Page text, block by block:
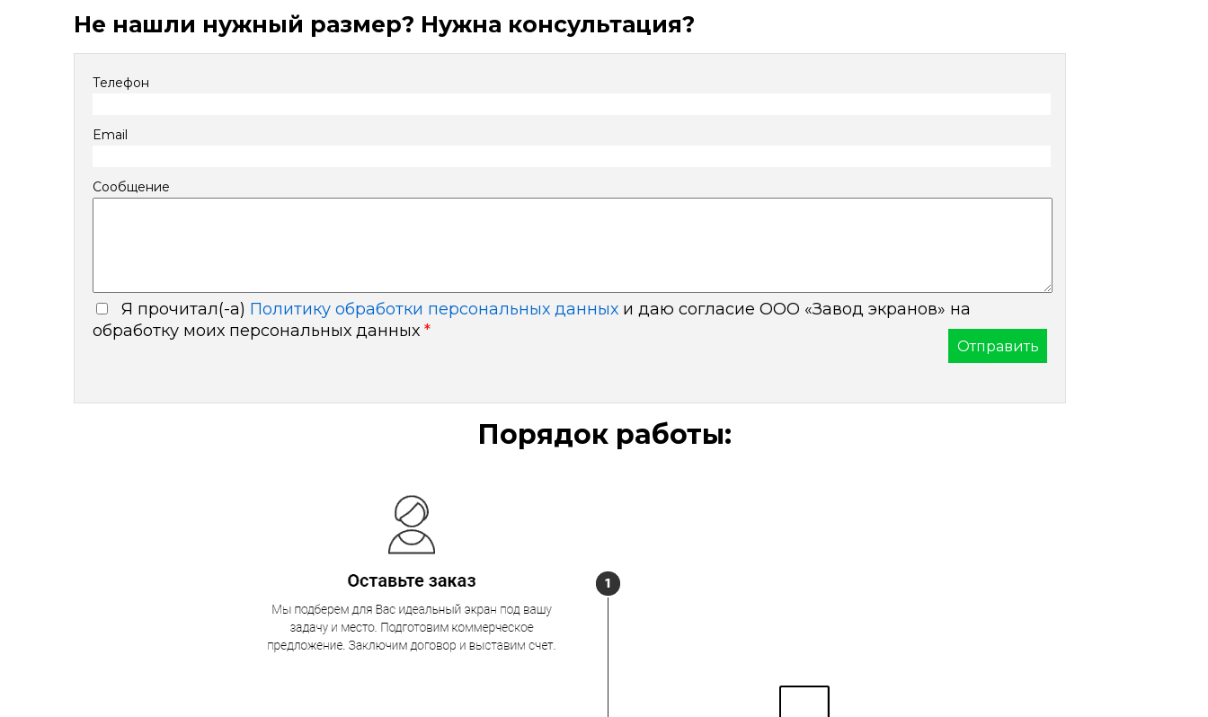
Не нашли нужный размер? Нужна консультация?
Телефон
Email
Сообщение
Я прочитал(-а) Политику обработки персональных данных и даю согласие ООО «Завод экранов» на
обработку моих персональных данных *
Порядок работы: